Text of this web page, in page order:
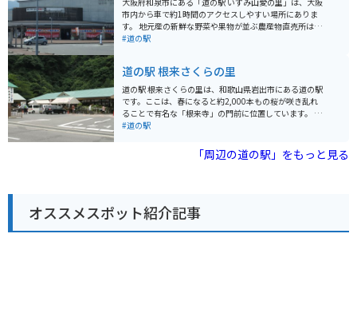
場は混雑することが多いため、時間に余裕を持って訪れ
ることをおすすめします。
市内から車で約1時間のアクセスしやすい場所にありま
す。 地元産の新鮮な野菜や果物が並ぶ農産物直売所は、
道の駅の人気スポットです。 とれたての食材を使ったレ
スポットがたくさんあります。 特に、山頂付近にある
「いずみの国歴史体験館」からの眺めは絶景で、大阪湾
や関西平野を一望できます。 バイクで訪れる場合、駐車
場も広く、休憩場所としても最適です。 周辺のワインデ
ィングロードは、ツーリングにもおすすめです。 お土産
#道の駅
道の駅 根来さくらの里
道の駅 根来さくらの里は、和歌山県岩出市にある道の駅
です。ここは、春になると約2,000本もの桜が咲き乱れ
ることで有名な「根来寺」の門前に位置しています。 道
の駅には、地元の新鮮な農産物を販売する直売所や、和
があります。また、根来塗や紀州漆器といった伝統工芸
品を扱うお店もあり、お土産探しにも最適です。 バイク
歴史的な観光スポットも点在しています。 【おすすめ情
報】 * 春の桜の時期には、多くの人で賑わいます。 * 根
来寺は、新義真言宗の総本山であり、見どころ満載で
#道の駅
「周辺の道の駅」をもっと見る
オススメスポット紹介記事